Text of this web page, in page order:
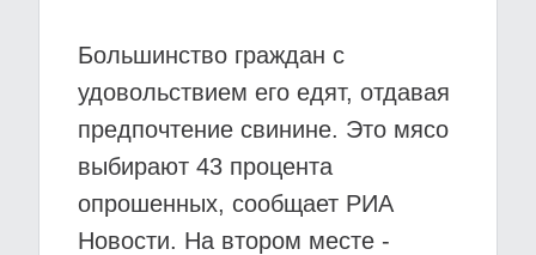
Большинство граждан с
удовольствием его едят, отдавая
предпочтение свинине. Это мясо
выбирают 43 процента
опрошенных, сообщает РИА
Новости. На втором месте -